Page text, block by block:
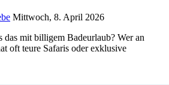
Mittwoch, 8. April 2026
das mit billigem Badeurlaub? Wer an
oft teure Safaris oder exklusive